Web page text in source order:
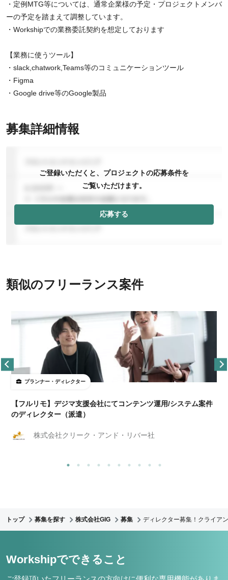
・定例MTG等については、通常企業様の予定・プロジェクトメンバ
ーの予定を踏まえて調整しています。
・Workshipでの業務委託契約を想定しております
【業務に使うツール】
・slack,chatwork,Teams等のコミュニケーションツール
・Figma
・Google drive等のGoogle製品
募集詳細情報
ご登録いただくと、プロジェクトの応募条件を
ご覧いただけます。
応募する
類似のフリーランス案件
プランナー・ディレクター
【フルリモ】デジマ支援会社にてコンテンツ運用/システム案件
のディレクター（派遣）
株式会社クリーク・アンド・リバー社
トップ 募集を探す 株式会社GIG 募集 ディレクター募集！クライア
Workshipでできること